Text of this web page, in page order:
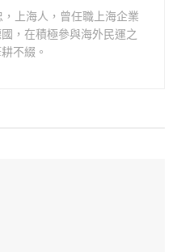
上海人，曾任職上海企業
，在積極參與海外民運之
不綴。